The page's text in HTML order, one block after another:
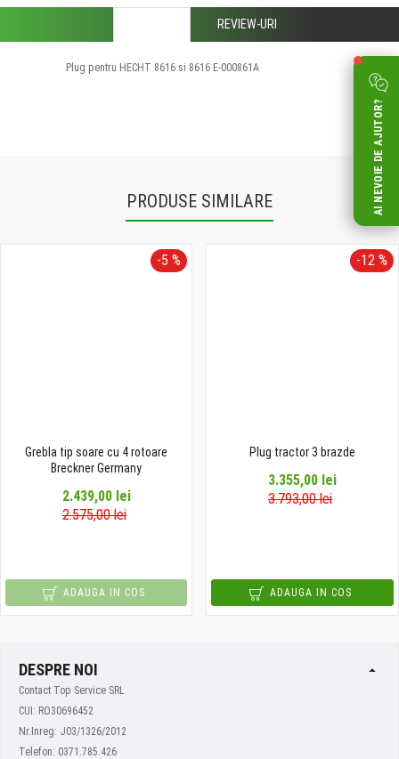
REVIEW-URI
Plug pentru HECHT 8616 si 8616 E-000861A
PRODUSE SIMILARE
-5 %
Grebla tip soare cu 4 rotoare
Breckner Germany
2.439,00 lei
2.575,00 lei
ADAUGA IN COS
-12 %
Plug tractor 3 brazde
3.355,00 lei
3.793,00 lei
ADAUGA IN COS
AI NEVOIE DE AJUTOR?
DESPRE NOI
Contact Top Service SRL
CUI: RO30696452
Nr.Inreg: J03/1326/2012
Telefon: 0371.785.426